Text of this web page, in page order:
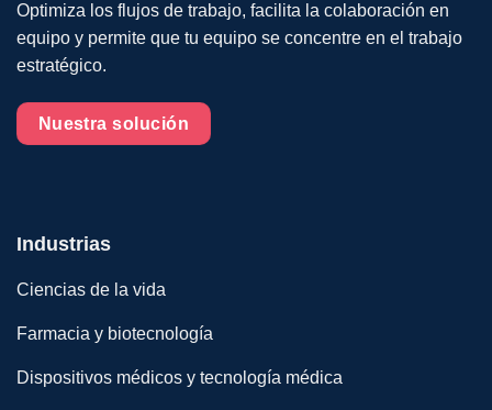
Optimiza los flujos de trabajo, facilita la colaboración en
equipo y permite que tu equipo se concentre en el trabajo
estratégico.
Nuestra solución
Industrias
Ciencias de la vida
Farmacia y biotecnología
Dispositivos médicos y tecnología médica